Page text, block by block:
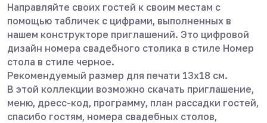
Направляйте своих гостей к своим местам с
помощью табличек с цифрами, выполненных в
нашем конструкторе приглашений. Это цифровой
дизайн номера свадебного столика в стиле Номер
стола в стиле черное.
Рекомендуемый размер для печати 13х18 см.
В этой коллекции возможно скачать приглашение,
меню, дресс-код, программу, план рассадки гостей,
спасибо гостям, номера свадебных столов,